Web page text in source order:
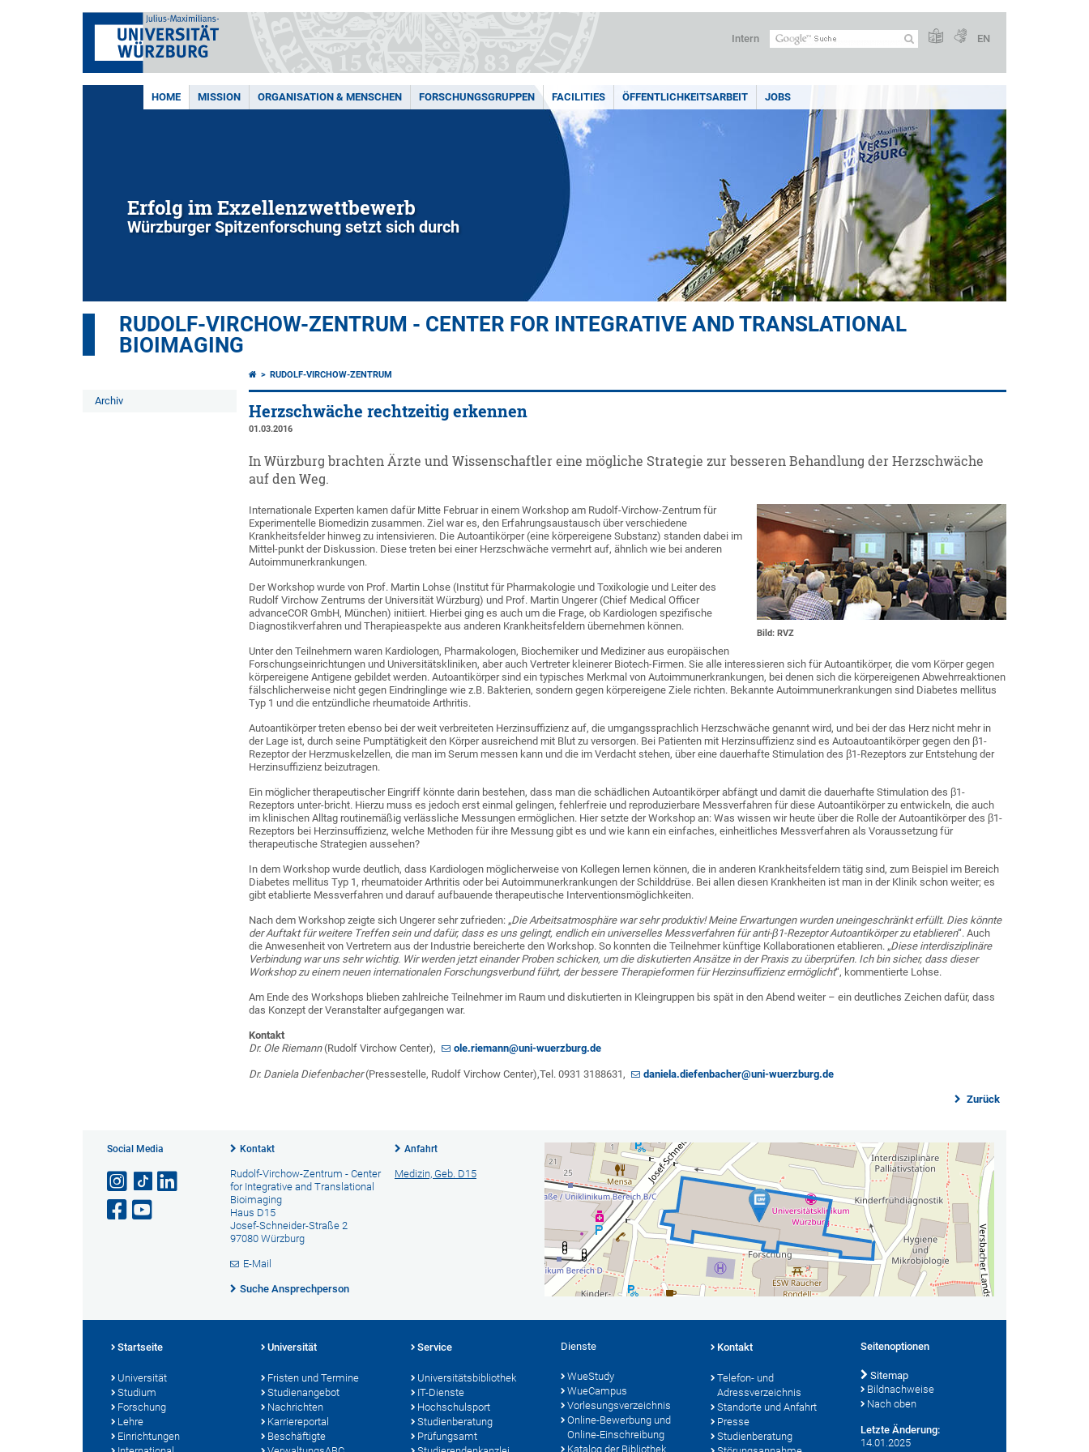
Intern EN
HOME MISSION ORGANISATION & MENSCHEN FORSCHUNGSGRUPPEN FACILITIES ÖFFENTLICHKEITSARBEIT JOBS
Erfolg im Exzellenzwettbewerb
Würzburger Spitzenforschung setzt sich durch
RUDOLF-VIRCHOW-ZENTRUM - CENTER FOR INTEGRATIVE AND TRANSLATIONAL
BIOIMAGING
Archiv
RUDOLF-VIRCHOW-ZENTRUM
Herzschwäche rechtzeitig erkennen
01.03.2016
In Würzburg brachten Ärzte und Wissenschaftler eine mögliche Strategie zur besseren Behandlung der Herzschwäche
auf den Weg.
Bild: RVZ
Internationale Experten kamen dafür Mitte Februar in einem Workshop am Rudolf-Virchow-Zentrum für
Experimentelle Biomedizin zusammen. Ziel war es, den Erfahrungsaustausch über verschiedene
Krankheitsfelder hinweg zu intensivieren. Die Autoantikörper (eine körpereigene Substanz) standen dabei im
Mittel-punkt der Diskussion. Diese treten bei einer Herzschwäche vermehrt auf, ähnlich wie bei anderen
Autoimmunerkrankungen.
Der Workshop wurde von Prof. Martin Lohse (Institut für Pharmakologie und Toxikologie und Leiter des
Rudolf Virchow Zentrums der Universität Würzburg) und Prof. Martin Ungerer (Chief Medical Officer
advanceCOR GmbH, München) initiiert. Hierbei ging es auch um die Frage, ob Kardiologen spezifische
Diagnostikverfahren und Therapieaspekte aus anderen Krankheitsfeldern übernehmen können.
Unter den Teilnehmern waren Kardiologen, Pharmakologen, Biochemiker und Mediziner aus europäischen
Forschungseinrichtungen und Universitätskliniken, aber auch Vertreter kleinerer Biotech-Firmen. Sie alle interessieren sich für Autoantikörper, die vom Körper gegen
körpereigene Antigene gebildet werden. Autoantikörper sind ein typisches Merkmal von Autoimmunerkrankungen, bei denen sich die körpereigenen Abwehrreaktionen
fälschlicherweise nicht gegen Eindringlinge wie z.B. Bakterien, sondern gegen körpereigene Ziele richten. Bekannte Autoimmunerkrankungen sind Diabetes mellitus
Typ 1 und die entzündliche rheumatoide Arthritis.
Autoantikörper treten ebenso bei der weit verbreiteten Herzinsuffizienz auf, die umgangssprachlich Herzschwäche genannt wird, und bei der das Herz nicht mehr in
der Lage ist, durch seine Pumptätigkeit den Körper ausreichend mit Blut zu versorgen. Bei Patienten mit Herzinsuffizienz sind es Autoautoantikörper gegen den β1-
Rezeptor der Herzmuskelzellen, die man im Serum messen kann und die im Verdacht stehen, über eine dauerhafte Stimulation des β1-Rezeptors zur Entstehung der
Herzinsuffizienz beizutragen.
Ein möglicher therapeutischer Eingriff könnte darin bestehen, dass man die schädlichen Autoantikörper abfängt und damit die dauerhafte Stimulation des β1-
Rezeptors unter-bricht. Hierzu muss es jedoch erst einmal gelingen, fehlerfreie und reproduzierbare Messverfahren für diese Autoantikörper zu entwickeln, die auch
im klinischen Alltag routinemäßig verlässliche Messungen ermöglichen. Hier setzte der Workshop an: Was wissen wir heute über die Rolle der Autoantikörper des β1-
Rezeptors bei Herzinsuffizienz, welche Methoden für ihre Messung gibt es und wie kann ein einfaches, einheitliches Messverfahren als Voraussetzung für
therapeutische Strategien aussehen?
In dem Workshop wurde deutlich, dass Kardiologen möglicherweise von Kollegen lernen können, die in anderen Krankheitsfeldern tätig sind, zum Beispiel im Bereich
Diabetes mellitus Typ 1, rheumatoider Arthritis oder bei Autoimmunerkrankungen der Schilddrüse. Bei allen diesen Krankheiten ist man in der Klinik schon weiter; es
gibt etablierte Messverfahren und darauf aufbauende therapeutische Interventionsmöglichkeiten.
Nach dem Workshop zeigte sich Ungerer sehr zufrieden: „Die Arbeitsatmosphäre war sehr produktiv! Meine Erwartungen wurden uneingeschränkt erfüllt. Dies könnte
der Auftakt für weitere Treffen sein und dafür, dass es uns gelingt, endlich ein universelles Messverfahren für anti-β1-Rezeptor Autoantikörper zu etablieren“. Auch
die Anwesenheit von Vertretern aus der Industrie bereicherte den Workshop. So konnten die Teilnehmer künftige Kollaborationen etablieren. „Diese interdisziplinäre
Verbindung war uns sehr wichtig. Wir werden jetzt einander Proben schicken, um die diskutierten Ansätze in der Praxis zu überprüfen. Ich bin sicher, dass dieser
Workshop zu einem neuen internationalen Forschungsverbund führt, der bessere Therapieformen für Herzinsuffizienz ermöglicht“, kommentierte Lohse.
Am Ende des Workshops blieben zahlreiche Teilnehmer im Raum und diskutierten in Kleingruppen bis spät in den Abend weiter – ein deutliches Zeichen dafür, dass
das Konzept der Veranstalter aufgegangen war.
Kontakt
Dr. Ole Riemann(Rudolf Virchow Center), ole.riemann@uni-wuerzburg.de
Dr. Daniela Diefenbacher(Pressestelle, Rudolf Virchow Center),Tel. 0931 3188631, daniela.diefenbacher@uni-wuerzburg.de
Zurück
Social Media Kontakt
Rudolf-Virchow-Zentrum - Center
for Integrative and Translational
Bioimaging
Haus D15
Josef-Schneider-Straße 2
97080 Würzburg
E-Mail
Suche Ansprechperson
Anfahrt
Medizin, Geb. D15
Startseite
Universität
Studium
Forschung
Lehre
Einrichtungen
Universität
Fristen und Termine
Studienangebot
Nachrichten
Karriereportal
Beschäftigte
Service
Universitätsbibliothek
IT-Dienste
Hochschulsport
Studienberatung
Prüfungsamt
Dienste
WueStudy
WueCampus
Vorlesungsverzeichnis
Online-Bewerbung und
Online-Einschreibung
Katalog der Bibliothek
Kontakt
Telefon- und
Adressverzeichnis
Standorte und Anfahrt
Presse
Studienberatung
Seitenoptionen
Sitemap
Bildnachweise
Nach oben
Letzte Änderung:
14.01.2025